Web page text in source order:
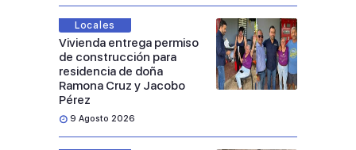
Locales
Vivienda entrega permiso
de construcción para
residencia de doña
Ramona Cruz y Jacobo
Pérez
9 Agosto 2026